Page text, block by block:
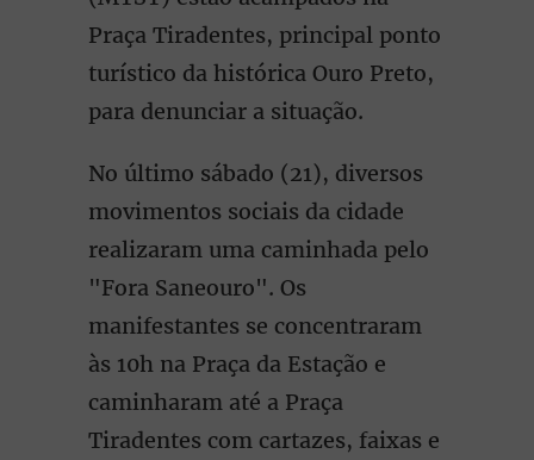
Praça Tiradentes, principal ponto
turístico da histórica Ouro Preto,
para denunciar a situação.
No último sábado (21), diversos
movimentos sociais da cidade
realizaram uma caminhada pelo
"Fora Saneouro". Os
manifestantes se concentraram
às 10h na Praça da Estação e
caminharam até a Praça
Tiradentes com cartazes, faixas e